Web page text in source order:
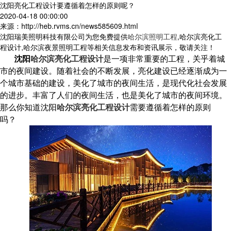
沈阳亮化工程设计要遵循着怎样的原则呢？
2020-04-18 00:00:00
来源：http://heb.rvms.cn/news585609.html
沈阳瑞美照明科技有限公司为您免费提供哈尔滨照明工程,哈尔滨亮化工
程设计,哈尔滨夜景照明工程等相关信息发布和资讯展示，敬请关注！
沈阳哈尔滨亮化工程设计是一项非常重要的工程，关乎着城
市的夜间建设。随着社会的不断发展，亮化建设已经逐渐成为一
个城市基础的建设，美化了城市的夜间生活，是现代化社会发展
的进步。丰富了人们的夜间生活，也是美化了城市的夜间环境。
那么你知道沈阳哈尔滨亮化工程设计需要遵循着怎样的原则
吗？